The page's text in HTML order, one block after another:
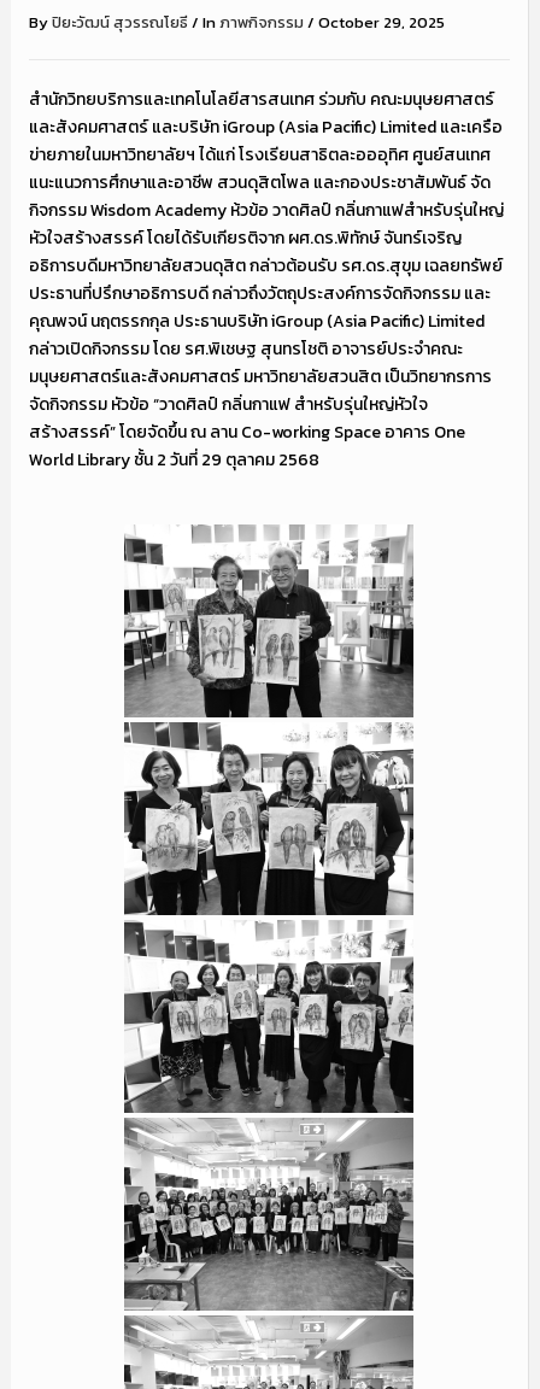
Byปิยะวัฒน์ สุวรรณโยธี/ Inภาพกิจกรรม / October 29, 2025
สำนักวิทยบริการและเทคโนโลยีสารสนเทศ ร่วมกับ คณะมนุษยศาสตร์
และสังคมศาสตร์ และบริษัท iGroup (Asia Pacific) Limited และเครือ
ข่ายภายในมหาวิทยาลัยฯ ได้แก่ โรงเรียนสาธิตละอออุทิศ ศูนย์สนเทศ
แนะแนวการศึกษาและอาชีพ สวนดุสิตโพล และกองประชาสัมพันธ์ จัด
กิจกรรม Wisdom Academy ห้วข้อ วาดศิลป์ กลิ่นกาแฟสำหรับรุ่นใหญ่
หัวใจสร้างสรรค์ โดยได้รับเกียรติจาก ผศ.ดร.พิทักษ์ จันทร์เจริญ
อธิการบดีมหาวิทยาลัยสวนดุสิต กล่าวต้อนรับ รศ.ดร.สุขุม เฉลยทรัพย์
ประธานที่ปรึกษาอธิการบดี กล่าวถึงวัตถุประสงค์การจัดกิจกรรม และ
คุณพจน์ นฤตรรกกุล ประธานบริษัท iGroup (Asia Pacific) Limited
กล่าวเปิดกิจกรรม โดย รศ.พิเชษฐ สุนทรโชติ อาจารย์ประจำคณะ
มนุษยศาสตร์และสังคมศาสตร์ มหาวิทยาลัยสวนสิต เป็นวิทยากรการ
จัดกิจกรรม หัวข้อ “วาดศิลป์ กลิ่นกาแฟ สำหรับรุ่นใหญ่หัวใจ
สร้างสรรค์” โดยจัดขึ้น ณ ลาน Co-working Space อาคาร One
World Library ชั้น 2 วันที่ 29 ตุลาคม 2568